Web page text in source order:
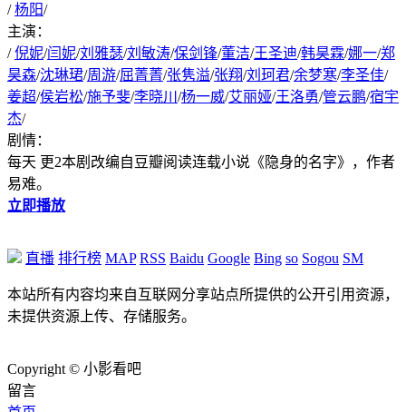
/ 杨阳/
主演：
/ 倪妮/闫妮/刘雅瑟/刘敏涛/保剑锋/董洁/王圣迪/韩昊霖/娜一/郑
昊森/沈琳珺/周游/屈菁菁/张隽溢/张翔/刘珂君/余梦寒/李圣佳/
姜超/侯岩松/施予斐/李晓川 /杨一威/艾丽娅/王洛勇/管云鹏/宿宇
杰/
剧情：
每天 更2本剧改编自豆瓣阅读连载小说《隐身的名字》，作者
易难。
立即播放
直播 排行榜 MAP RSS Baidu Google Bing so Sogou SM
本站所有内容均来自互联网分享站点所提供的公开引用资源，
未提供资源上传、存储服务。
Copyright © 小影看吧
留言